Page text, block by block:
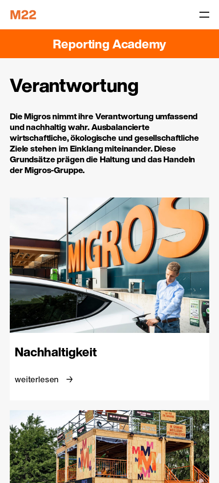
Reporting Academy
Verantwortung
Die Migros nimmt ihre Verantwortung umfassend
und nachhaltig wahr. Ausbalancierte
wirtschaftliche, ökologische und gesellschaftliche
Ziele stehen im Einklang miteinander. Diese
Grundsätze prägen die Haltung und das Handeln
der Migros-Gruppe.
Nachhaltigkeit
weiterlesen